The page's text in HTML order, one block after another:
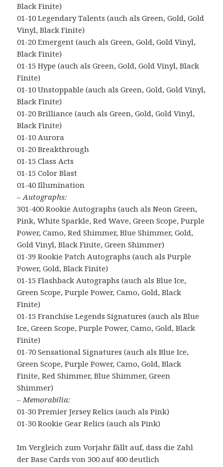
Black Finite)
01-10 Legendary Talents (auch als Green, Gold, Gold
Vinyl, Black Finite)
01-20 Emergent (auch als Green, Gold, Gold Vinyl,
Black Finite)
01-15 Hype (auch als Green, Gold, Gold Vinyl, Black
Finite)
01-10 Unstoppable (auch als Green, Gold, Gold Vinyl,
Black Finite)
01-20 Brilliance (auch als Green, Gold, Gold Vinyl,
Black Finite)
01-10 Aurora
01-20 Breakthrough
01-15 Class Acts
01-15 Color Blast
01-40 Illumination
– Autographs:
301-400 Rookie Autographs (auch als Neon Green,
Pink, White Sparkle, Red Wave, Green Scope, Purple
Power, Camo, Red Shimmer, Blue Shimmer, Gold,
Gold Vinyl, Black Finite, Green Shimmer)
01-39 Rookie Patch Autographs (auch als Purple
Power, Gold, Black Finite)
01-15 Flashback Autographs (auch als Blue Ice,
Green Scope, Purple Power, Camo, Gold, Black
Finite)
01-15 Franchise Legends Signatures (auch als Blue
Ice, Green Scope, Purple Power, Camo, Gold, Black
Finite)
01-70 Sensational Signatures (auch als Blue Ice,
Green Scope, Purple Power, Camo, Gold, Black
Finite, Red Shimmer, Blue Shimmer, Green
Shimmer)
– Memorabilia:
01-30 Premier Jersey Relics (auch als Pink)
01-30 Rookie Gear Relics (auch als Pink)
Im Vergleich zum Vorjahr fällt auf, dass die Zahl
der Base Cards von 300 auf 400 deutlich